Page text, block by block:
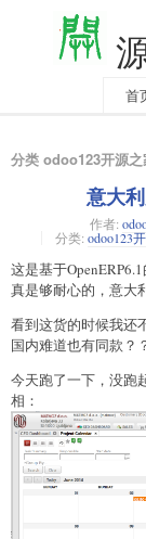
首
分类 odoo123开源
意大
作者:
分类: odoo123
这是基于
真是够耐心的，意大
看到这货的时候我还
国内难道也有同款？
今天跑了一下，没跑
相：